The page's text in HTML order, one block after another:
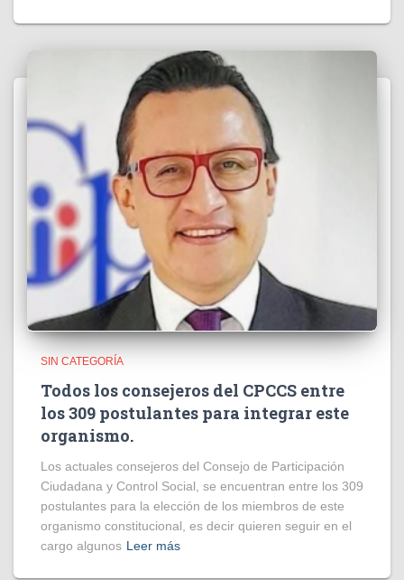
SIN CATEGORÍA
Todos los consejeros del CPCCS entre
los 309 postulantes para integrar este
organismo.
Los actuales consejeros del Consejo de Participación
Ciudadana y Control Social, se encuentran entre los 309
postulantes para la elección de los miembros de este
organismo constitucional, es decir quieren seguir en el
cargo algunos Leer más